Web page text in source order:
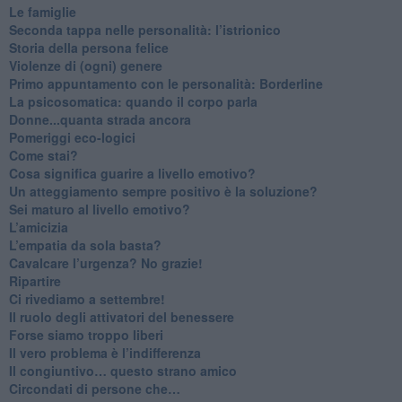
Le famiglie
Seconda tappa nelle personalità: l’istrionico
​Storia della persona felice
Violenze di (ogni) genere
​Primo appuntamento con le personalità: Borderline
La psicosomatica: quando il corpo parla
Donne...quanta strada ancora
​Pomeriggi eco-logici
​Come stai?
Cosa significa guarire a livello emotivo?
​Un atteggiamento sempre positivo è la soluzione?
​Sei maturo al livello emotivo?
​L’amicizia
​L’empatia da sola basta?
​Cavalcare l’urgenza? No grazie!
Ripartire
​Ci rivediamo a settembre!
​Il ruolo degli attivatori del benessere
​Forse siamo troppo liberi
​Il vero problema è l’indifferenza
​Il congiuntivo… questo strano amico
​Circondati di persone che…